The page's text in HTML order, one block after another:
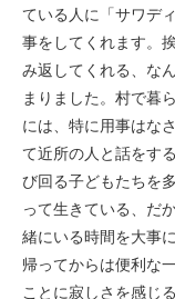
ている人に「サワデ
事をしてくれます。
み返してくれる、な
まりました。村で暮
には、特に用事はな
て近所の人と話をす
び回る子どもたちを
って生きている、だ
緒にいる時間を大事
帰ってからは便利な
ことに寂しさを感じ